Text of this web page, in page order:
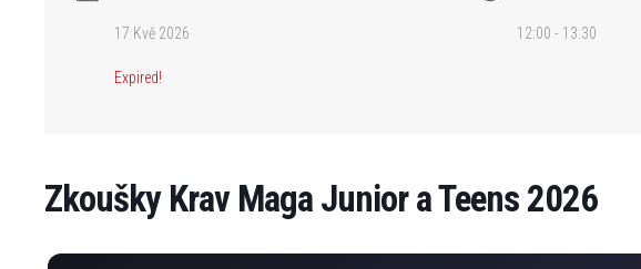
17 Kvě 2026
Expired!
12:00 - 13:30
Zkoušky Krav Maga Junior a Teens 2026